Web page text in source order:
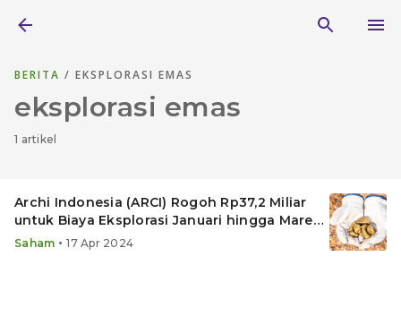
BERITA / EKSPLORASI EMAS
eksplorasi emas
1 artikel
Archi Indonesia (ARCI) Rogoh Rp37,2 Miliar
untuk Biaya Eksplorasi Januari hingga Maret
2024
Saham • 17 Apr 2024